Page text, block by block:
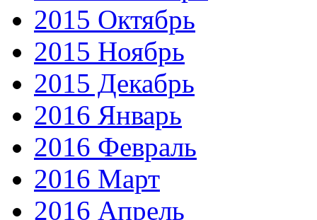
2015 Октябрь
2015 Ноябрь
2015 Декабрь
2016 Январь
2016 Февраль
2016 Март
2016 Апрель